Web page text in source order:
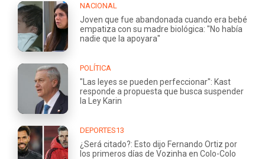
NACIONAL
Joven que fue abandonada cuando era bebé
empatiza con su madre biológica: "No había
nadie que la apoyara"
POLÍTICA
"Las leyes se pueden perfeccionar": Kast
responde a propuesta que busca suspender
la Ley Karin
DEPORTES13
¿Será citado?: Esto dijo Fernando Ortiz por
los primeros días de Vozinha en Colo-Colo